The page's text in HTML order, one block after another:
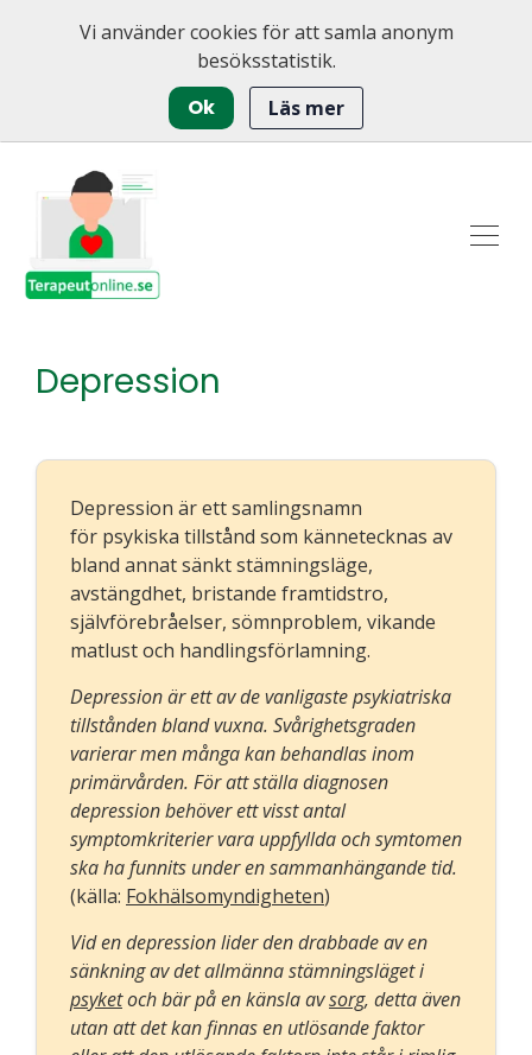
Vi använder cookies för att samla anonym
besöksstatistik.
Ok Läs mer
Depression
Depression är ett samlingsnamn
för psykiska tillstånd som kännetecknas av
bland annat sänkt stämningsläge,
avstängdhet, bristande framtidstro,
självförebråelser, sömnproblem, vikande
matlust och handlingsförlamning.
Depression är ett av de vanligaste psykiatriska
tillstånden bland vuxna. Svårighetsgraden
varierar men många kan behandlas inom
primärvården. För att ställa diagnosen
depression behöver ett visst antal
symptomkriterier vara uppfyllda och symtomen
ska ha funnits under en sammanhängande tid.
(källa: Fokhälsomyndigheten)
Vid en depression lider den drabbade av en
sänkning av det allmänna stämningsläget i
psyketoch bär på en känsla avsorg, detta även
utan att det kan finnas en utlösande faktor